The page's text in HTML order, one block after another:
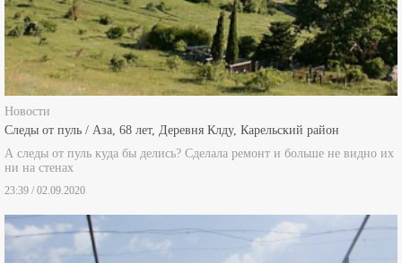
Новости
Следы от пуль / Аза, 68 лет, Деревня Клду, Карельский район
А следы от пуль куда бы делись? Сделала ремонт и больше не видно их
ни на стенах
23:39 / 02.09.2020